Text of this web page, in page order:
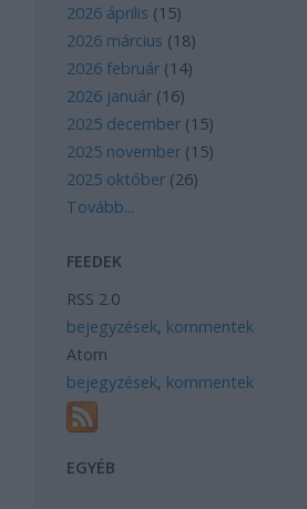
2026 április (15)
2026 március (18)
2026 február (14)
2026 január (16)
2025 december (15)
2025 november (15)
2025 október (26)
Tovább...
FEEDEK
RSS 2.0
bejegyzések, kommentek
Atom
bejegyzések, kommentek
EGYÉB